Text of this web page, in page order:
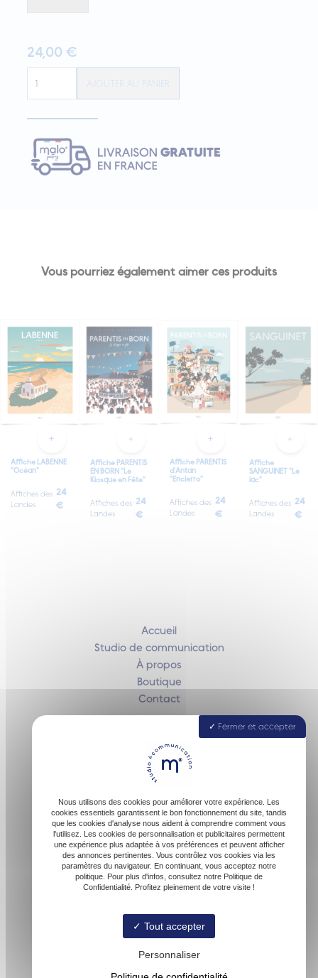
24,00€
de
Affiche
des
Forges"
AJOUTER AU PANIER
Vous pourriez également aimer ces produits
Affiche LABENNE
"Océan"
Affiches des
Landes
24
€
Affiche PARENTIS
EN BORN "Le
Kiosque en Fête"
Affiches des
Landes
24
€
Affiche PARENTIS
d'Antan
"Encierro"
Affiches des
Landes
24
€
Affiche
SANGUINET "Le
lac"
Affiches des
Landes
24
€
Accueil
Studio de communication
À propos
Boutique
Contact
contact@malofactory.fr
06 74 27 00 54
Fermer et accepter
Nous utilisons des cookies pour améliorer votre expérience. Les
cookies essentiels garantissent le bon fonctionnement du site, tandis
que les cookies d'analyse nous aident à comprendre comment vous
l'utilisez. Les cookies de personnalisation et publicitaires permettent
une expérience plus adaptée à vos préférences et peuvent afficher
des annonces pertinentes. Vous contrôlez vos cookies via les
paramètres du navigateur. En continuant, vous acceptez notre
politique. Pour plus d'infos, consultez notre Politique de
Confidentialité. Profitez pleinement de votre visite !
Tout accepter
Personnaliser